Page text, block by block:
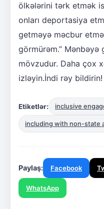
ölkələrini tərk etmək
onları deportasiya
getməyə məcbur
görmürəm.”
mövzudur. Daha çox
izləyin.İndi rəy bildirin!
Etiketlər: inclusive
including with non-state
Paylaş: Facebook
WhatsApp